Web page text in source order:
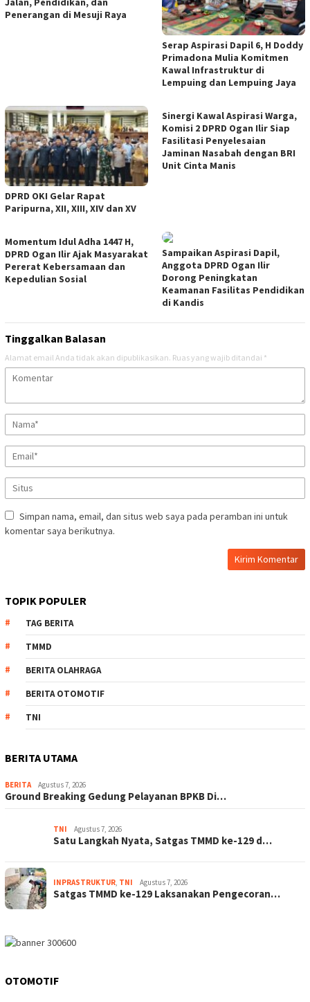
Penerangan di Mesuji Raya
Serap Aspirasi Dapil 6, H Doddy
Primadona Mulia Komitmen
Kawal Infrastruktur di
Lempuing dan Lempuing Jaya
DPRD OKI Gelar Rapat
Paripurna, XII, XIII, XIV dan XV
Sinergi Kawal Aspirasi Warga,
Komisi 2 DPRD Ogan Ilir Siap
Fasilitasi Penyelesaian
Jaminan Nasabah dengan BRI
Unit Cinta Manis
Momentum Idul Adha 1447 H,
DPRD Ogan Ilir Ajak Masyarakat
Pererat Kebersamaan dan
Kepedulian Sosial
Sampaikan Aspirasi Dapil,
Anggota DPRD Ogan Ilir
Dorong Peningkatan
Keamanan Fasilitas Pendidikan
di Kandis
Tinggalkan Balasan
Alamat email Anda tidak akan dipublikasikan. Ruas yang wajib ditandai *
Simpan nama, email, dan situs web saya pada peramban ini untuk
komentar saya berikutnya.
TOPIK POPULER
TAG BERITA
TMMD
BERITA OLAHRAGA
BERITA OTOMOTIF
TNI
BERITA UTAMA
BERITA Agustus 7, 2026
Ground Breaking Gedung Pelayanan BPKB Di…
TNI Agustus 7, 2026
Satu Langkah Nyata, Satgas TMMD ke-129 d…
INPRASTRUKTUR, TNI Agustus 7, 2026
Satgas TMMD ke-129 Laksanakan Pengecoran…
OTOMOTIF